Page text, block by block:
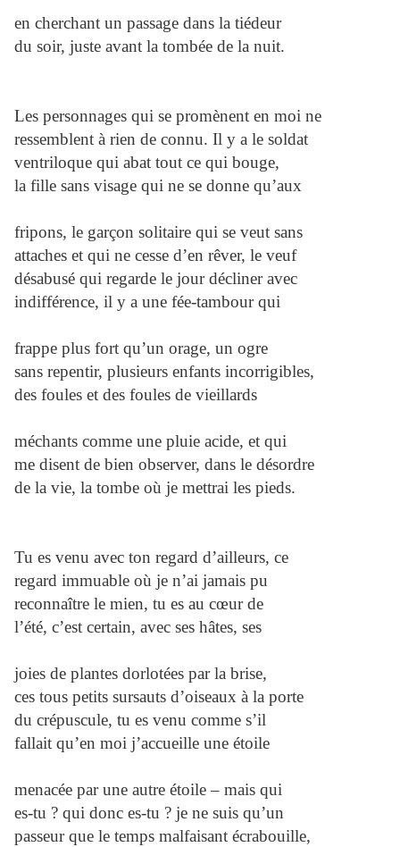
en cherchant un passage dans la tiédeur
du soir, juste avant la tombée de la nuit.
Les personnages qui se promènent en moi ne
ressemblent à rien de connu. Il y a le soldat
ventriloque qui abat tout ce qui bouge,
la fille sans visage qui ne se donne qu’aux
fripons, le garçon solitaire qui se veut sans
attaches et qui ne cesse d’en rêver, le veuf
désabusé qui regarde le jour décliner avec
indifférence, il y a une fée-tambour qui
frappe plus fort qu’un orage, un ogre
sans repentir, plusieurs enfants incorrigibles,
des foules et des foules de vieillards
méchants comme une pluie acide, et qui
me disent de bien observer, dans le désordre
de la vie, la tombe où je mettrai les pieds.
Tu es venu avec ton regard d’ailleurs, ce
regard immuable où je n’ai jamais pu
reconnaître le mien, tu es au cœur de
l’été, c’est certain, avec ses hâtes, ses
joies de plantes dorlotées par la brise,
ces tous petits sursauts d’oiseaux à la porte
du crépuscule, tu es venu comme s’il
fallait qu’en moi j’accueille une étoile
menacée par une autre étoile – mais qui
es-tu ? qui donc es-tu ? je ne suis qu’un
passeur que le temps malfaisant écrabouille,